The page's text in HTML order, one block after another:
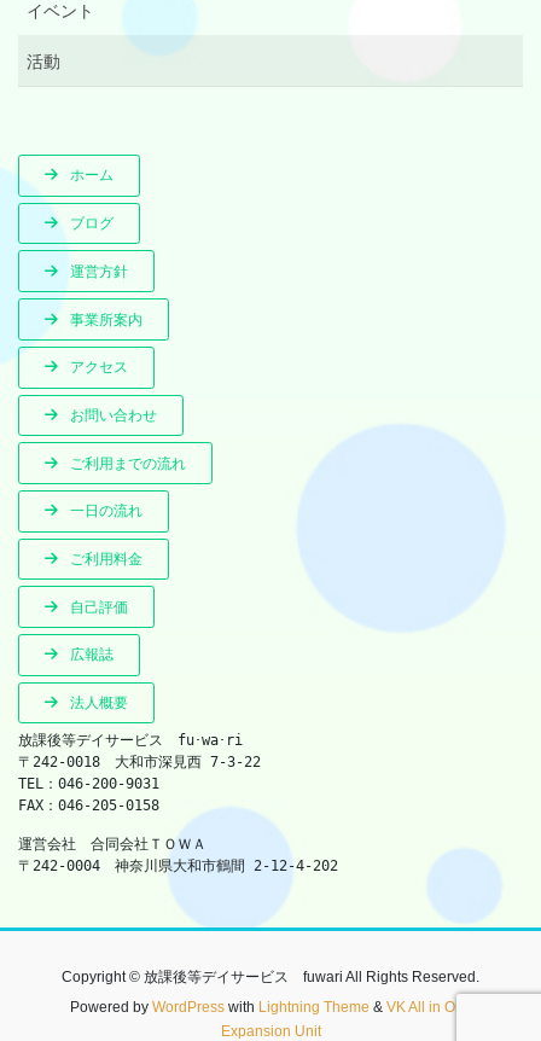
イベント
活動
ホーム
ブログ
運営方針
事業所案内
アクセス
お問い合わせ
ご利用までの流れ
一日の流れ
ご利用料金
自己評価
広報誌
法人概要
放課後等デイサービス　fu･wa･ri
〒242-0018　大和市深見西 7-3-22
TEL：046-200-9031
FAX：046-205-0158
運営会社　合同会社ＴＯＷＡ
〒242-0004　神奈川県大和市鶴間 2-12-4-202
Copyright © 放課後等デイサービス fuwari All Rights Reserved.
Powered by WordPresswith Lightning Theme & VK All in One
Expansion Unit